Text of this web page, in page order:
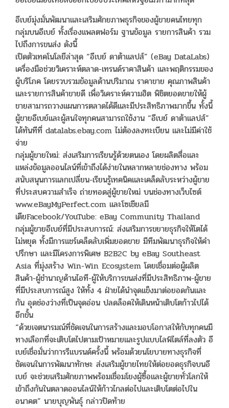
อีเบย์มุ่งมั่นพัฒนาและเสริมศักยภาพธุรกิจของผู้ขายคนไทยทุก
กลุ่มบนอีเบย์ ทั้งเรื่องแพลตฟอร์ม ฐานข้อมูล รายการสินค้า รวม
ไปถึงการขนส่ง ดังนี้
เปิดตัวเทคโนโลยีล่าสุด “อีเบย์ ดาต้าแลปส์” (eBay DataLabs)
เครื่องมือช่วยวิเคราะห์ตลาด-เทรนด์ราคาสินค้า และพฤติกรรมของ
ผู้บริโภค โดยรวบรวมข้อมูลด้านปริมาณ ราคาขาย คุณภาพสินค้า
และรายการสินค้าขายดี เพื่อวิเคราะห์ความฮิต พิชิตยอดขายให้ผู้
ขายสามารถวางแผนการตลาดได้ดีและมีประสิทธิภาพมากขึ้น ทั้งนี้
ผู้ขายอีเบย์และผู้สนใจทุกคนสามารถใช้งาน “อีเบย์ ดาต้าแลปส์”
ได้ทันทีที่ datalabs.ebay.com ไม่ต้องลงทะเบียน และไม่มีค่าใช้
จ่าย
กลุ่มผู้ขายใหม่: ส่งเสริมการเรียนรู้ด้วยตนเอง โดยผลิตสื่อและ
แหล่งข้อมูลออนไลน์ที่เข้าถึงได้ง่ายในหลากหลายช่องทาง พร้อม
สนับสนุนการแลกเปลี่ยน-เรียนรู้เทคนิคและเคล็ดลับระหว่างผู้ขาย
ที่ประสบความสำเร็จ ถ่ายทอดสู่ผู้ขายใหม่ บนช่องทางเว็บไซต์
www.eBayMyPerfect.com และโซเชียลมี
เดียFacebook/YouTube: eBay Community Thailand
กลุ่มผู้ขายอีเบย์ที่มีประสบการณ์: ส่งเสริมการขยายธุรกิจให้โตได้
ไม่หยุด ทั้งมีการแชร์เคล็ดลับเพิ่มยอดขาย มีทีมพัฒนาธุรกิจให้คำ
ปรึกษา และมีโครงการพิเศษ B2B2C by eBay Southeast
Asia ที่มุ่งสร้าง Win-Win Ecosystem โดยเชื่อมต่อผู้ผลิต
สินค้า-ผู้ชำนาญด้านไอที-ผู้ให้บริการขนส่งที่มีประสิทธิภาพ-ผู้ขาย
ที่มีประสบการณ์สูง ให้ทั้ง 4 ฝ่ายได้นำจุดแข็งมาต่อยอดกันและ
กัน อุดช่องว่างที่เป็นจุดอ่อน ปลดล็อคให้เดินหน้าเติบโตก้าวไปได้
อีกขั้น
“ด้วยเจตนารมณ์ที่ชัดเจนในการสร้างและมอบโอกาสให้กับทุกคนมี
ทางเลือกที่จะเติบโตไปตามเป้าหมายและรูปแบบไลฟ์ไตล์ที่ลงตัว อี
เบย์เชื่อมั่นว่าการรีแบรนด์ครั้งนี้ พร้อมด้วยนโยบายทางธุรกิจที่
ชัดเจนในการพัฒนาทักษะ ส่งเสริมผู้ขายไทยให้ต่อยอดธุรกิจบนอี
เบย์ จะช่วยเสริมศักยภาพพร้อมเชื่อมโยงผู้ซื้อและผู้ขายทั่วโลกให้
เข้าถึงกันในตลาดออนไลน์ให้ก้าวไกลต่อไปและเติบโตต่อไปใน
อนาคต” นายบุญพันธุ์ กล่าวปิดท้าย